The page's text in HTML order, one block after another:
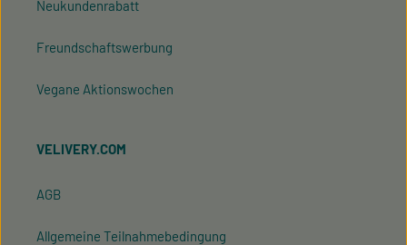
Neukundenrabatt
Freundschaftswerbung
Vegane Aktionswochen
VELIVERY.COM
AGB
Allgemeine Teilnahmebedingung